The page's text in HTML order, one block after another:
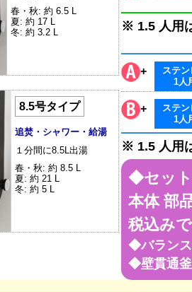
春・秋: 約 6.5 L
夏: 約 17 L
冬: 約 3.2 L
※ 1.5 人用
+
ステン
1人
+
ステン
1人
※ 1.5 人用
◆セッ
本体 部
税込み
◆バランス
◆壁貫通
8.5号タイプ
追焚・シャワー・給湯
１分間に8.5L出湯
春・秋: 約 8.5 L
夏: 約 21 L
冬: 約 5 L